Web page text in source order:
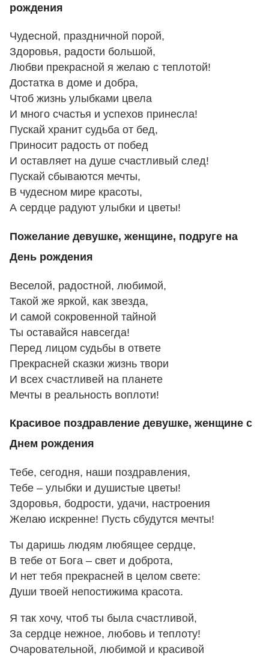
рождения
Чудесной, праздничной порой,
Здоровья, радости большой,
Любви прекрасной я желаю с теплотой!
Достатка в доме и добра,
Чтоб жизнь улыбками цвела
И много счастья и успехов принесла!
Пускай хранит судьба от бед,
Приносит радость от побед
И оставляет на душе счастливый след!
Пускай сбываются мечты,
В чудесном мире красоты,
А сердце радуют улыбки и цветы!
Пожелание девушке, женщине, подруге на
День рождения
Веселой, радостной, любимой,
Такой же яркой, как звезда,
И самой сокровенной тайной
Ты оставайся навсегда!
Перед лицом судьбы в ответе
Прекрасней сказки жизнь твори
И всех счастливей на планете
Мечты в реальность воплоти!
Красивое поздравление девушке, женщине с
Днем рождения
Тебе, сегодня, наши поздравления,
Тебе – улыбки и душистые цветы!
Здоровья, бодрости, удачи, настроения
Желаю искренне! Пусть сбудутся мечты!
Ты даришь людям любящее сердце,
В тебе от Бога – свет и доброта,
И нет тебя прекрасней в целом свете:
Души твоей непостижима красота.
Я так хочу, чтоб ты была счастливой,
За сердце нежное, любовь и теплоту!
Очаровательной, любимой и красивой